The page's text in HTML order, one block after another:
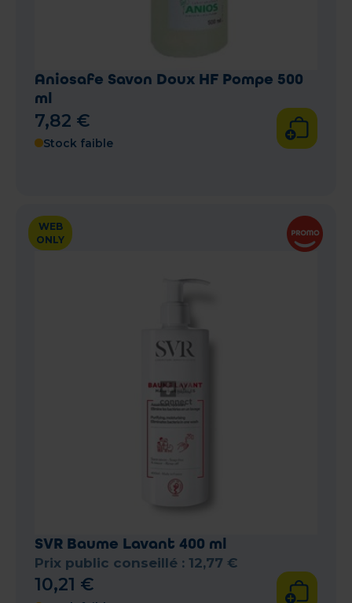
Aniosafe Savon Doux HF Pompe 500
ml
7,82 €
Stock faible
WEB
ONLY
SVR Baume Lavant 400 ml
Prix public conseillé : 12,77 €
10,21 €